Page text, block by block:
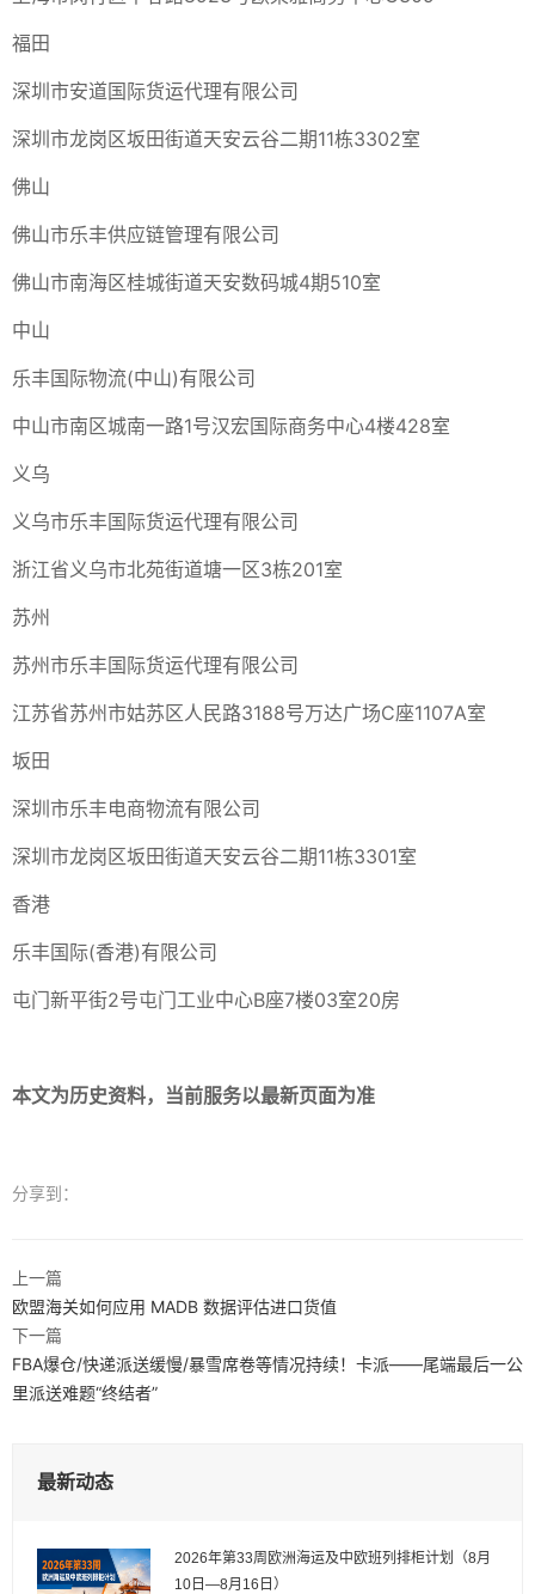
福田
深圳市安道国际货运代理有限公司
深圳市龙岗区坂田街道天安云谷二期11栋3302室
佛山
佛山市乐丰供应链管理有限公司
佛山市南海区桂城街道天安数码城4期510室
中山
乐丰国际物流(中山)有限公司
中山市南区城南一路1号汉宏国际商务中心4楼428室
义乌
义乌市乐丰国际货运代理有限公司
浙江省义乌市北苑街道塘一区3栋201室
苏州
苏州市乐丰国际货运代理有限公司
江苏省苏州市姑苏区人民路3188号万达广场C座1107A室
坂田
深圳市乐丰电商物流有限公司
深圳市龙岗区坂田街道天安云谷二期11栋3301室
香港
乐丰国际(香港)有限公司
屯门新平街2号屯门工业中心B座7楼03室20房
本文为历史资料，当前服务以最新页面为准
分享到：
上一篇
欧盟海关如何应用 MADB 数据评估进口货值
下一篇
FBA爆仓/快递派送缓慢/暴雪席卷等情况持续！卡派——尾端最后一公
里派送难题“终结者”
最新动态
2026年第33周欧洲海运及中欧班列排柜计划（8月
10日—8月16日）